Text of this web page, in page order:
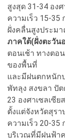
สูงสุด 31-34 อง
ความเร็ว 15-
ฝั่งคลื่นสูงประม
ภาคใต้(ฝั่งตะวัน
ตอนเช้า ทางตอ
ของพื้นที่
และมีฝนตกหนัก
พัทลุง สงขลา ปั
23 องศาเซลเซี
ตั้งแต่จังหวัดสุร
ความเร็ว 20-
บริเวณที่มีฝนฟ้า